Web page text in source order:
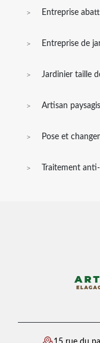
Entreprise
Entreprise de
Jardinier taille
Artisan
Pose et
Traitement